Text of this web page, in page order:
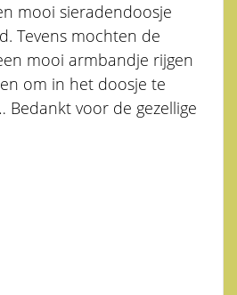
mooi sieradendoosje
Tevens mochten de
mooi armbandje rijgen
om in het doosje te
voor de gezellige